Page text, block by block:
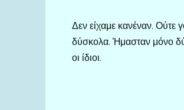
Δεν είχαμε κανέναν. Ούτε
δύσκολα. Ήμασταν μόνο
οι ίδιοι.